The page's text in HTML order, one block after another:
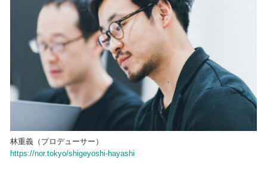
林重義（プロデューサー）
https://nor.tokyo/shigeyoshi-hayashi